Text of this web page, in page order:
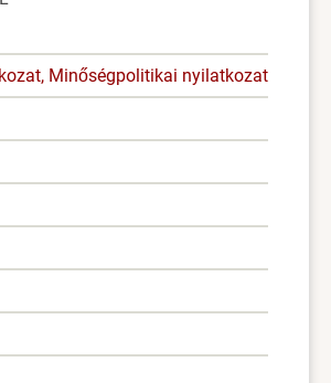
Minőségpolitikai nyilatkozat